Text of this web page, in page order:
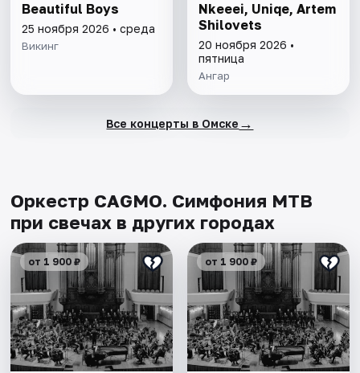
Beautiful Boys
25 ноября 2026 • среда
Викинг
Nkeeei, Uniqe, Artem
Shilovets
20 ноября 2026 •
пятница
Ангар
Все концерты в Омске →
Оркестр CAGMO. Симфония МТВ
при свечах в других городах
от 1 900 ₽ от 1 900 ₽